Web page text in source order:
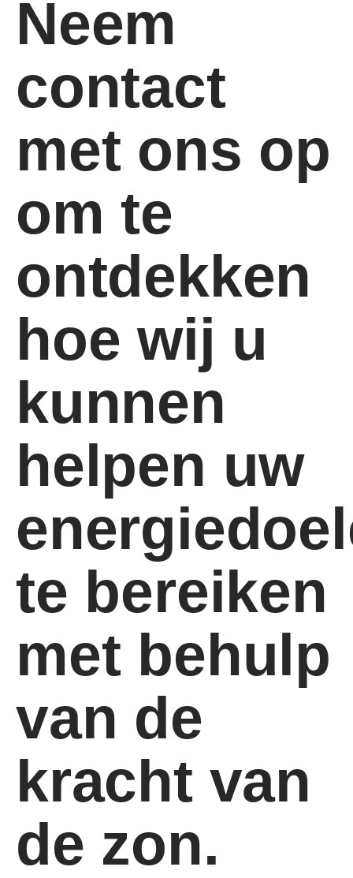
Neem
contact
met ons op
om te
ontdekken
hoe wij u
kunnen
helpen uw
te bereiken
met behulp
van de
kracht van
de zon.